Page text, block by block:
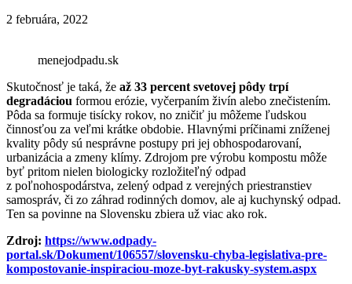
2 februára, 2022
menejodpadu.sk
Skutočnosť je taká, že až 33 percent svetovej pôdy trpí
degradáciou formou erózie, vyčerpaním živín alebo znečistením.
Pôda sa formuje tisícky rokov, no zničiť ju môžeme ľudskou
činnosťou za veľmi krátke obdobie. Hlavnými príčinami zníženej
kvality pôdy sú nesprávne postupy pri jej obhospodarovaní,
urbanizácia a zmeny klímy. Zdrojom pre výrobu kompostu môže
byť pritom nielen biologicky rozložiteľný odpad
z poľnohospodárstva, zelený odpad z verejných priestranstiev
samospráv, či zo záhrad rodinných domov, ale aj kuchynský odpad.
Ten sa povinne na Slovensku zbiera už viac ako rok.
Zdroj: https://www.odpady-
portal.sk/Dokument/106557/slovensku-chyba-legislativa-pre-
kompostovanie-inspiraciou-moze-byt-rakusky-system.aspx